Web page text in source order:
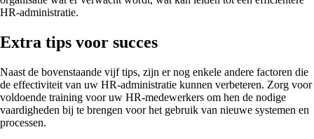
HR-administratie.
Extra tips voor succes
Naast de bovenstaande vijf tips, zijn er nog enkele andere factoren die
de effectiviteit van uw HR-administratie kunnen verbeteren. Zorg voor
voldoende training voor uw HR-medewerkers om hen de nodige
vaardigheden bij te brengen voor het gebruik van nieuwe systemen en
processen.